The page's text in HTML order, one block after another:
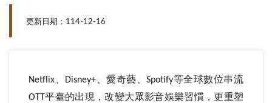
更新日期：114-12-16
Netflix Disney+ 、愛奇藝、Spotify等全球數位串流
OTT平臺的出現，改變大眾影音娛樂習慣，更重塑